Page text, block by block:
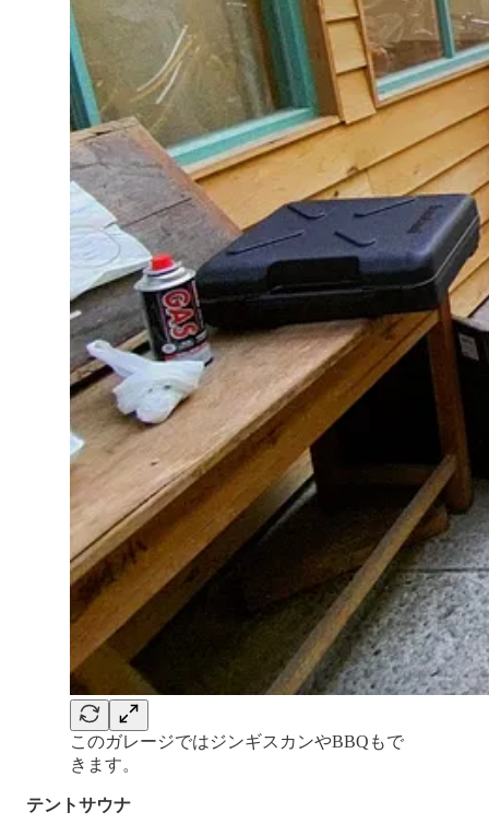
このガレージではジンギスカンやBBQもで
きます。
テントサウナ